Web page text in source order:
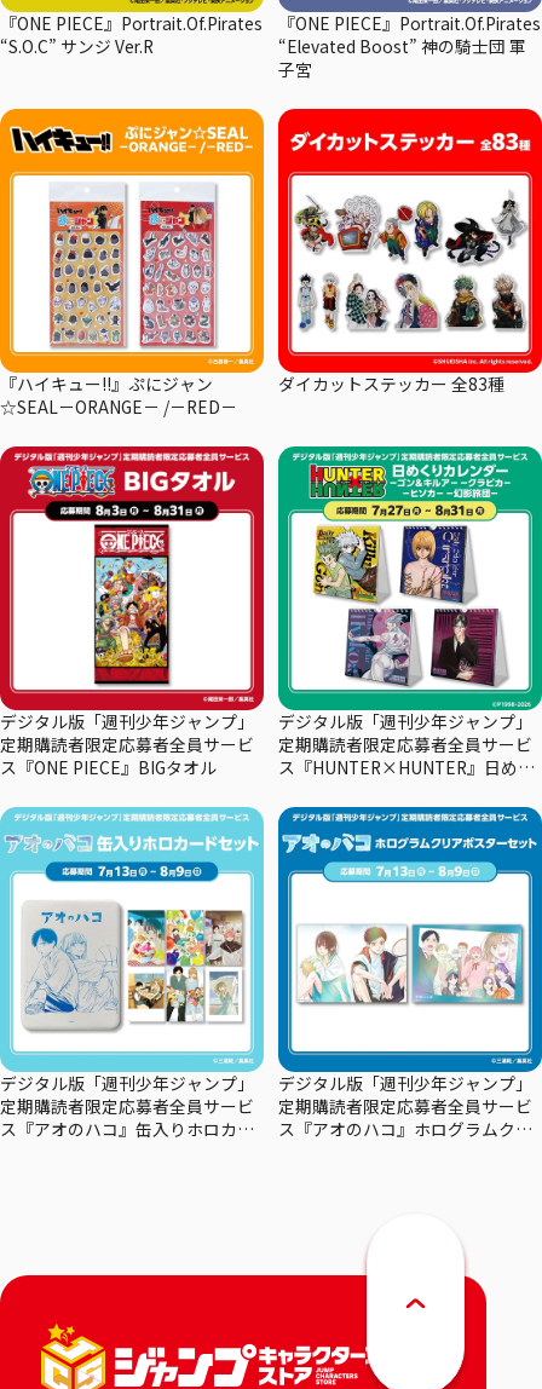
『ONE PIECE』Portrait.Of.Pirates
“S.O.C” サンジ Ver.R
『ONE PIECE』Portrait.Of.Pirates
“Elevated Boost” 神の騎士団 軍
子宮
『ハイキュー!!』ぷにジャン
☆SEAL－ORANGE－ /－RED－
ダイカットステッカー 全83種
デジタル版「週刊少年ジャンプ」
定期購読者限定応募者全員サービ
ス『ONE PIECE』BIGタオル
デジタル版「週刊少年ジャンプ」
定期購読者限定応募者全員サービ
ス『HUNTER×HUNTER』日めく
デジタル版「週刊少年ジャンプ」
定期購読者限定応募者全員サービ
ス『アオのハコ』缶入りホロカー
デジタル版「週刊少年ジャンプ」
定期購読者限定応募者全員サービ
ス『アオのハコ』ホログラムクリ